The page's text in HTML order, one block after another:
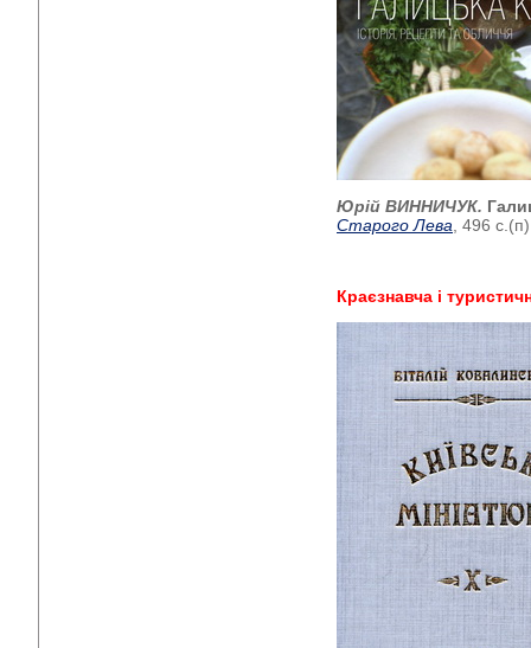
Юрій ВИННИЧУК.
Старого Лева , 496 с.(п)
Краєзнавча і